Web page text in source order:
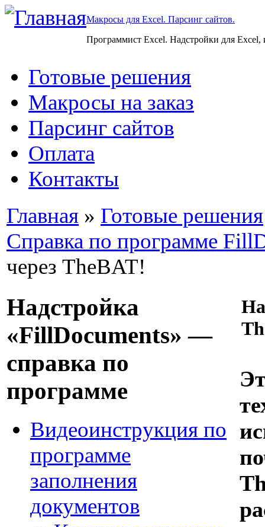
Макросы для Excel. Парсинг сайтов.
Программист Excel. Надстройки для Excel,
Готовые решения
Макросы на заказ
Парсинг сайтов
Оплата
Контакты
Главная » Готовые решения
Справка по программе
через TheBAT!
Надстройка
«FillDocuments» —
справка по
программе
Видеоинструкция по
программе
заполнения
документов